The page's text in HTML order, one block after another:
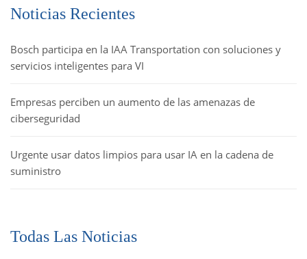
Noticias Recientes
Bosch participa en la IAA Transportation con soluciones y
servicios inteligentes para VI
Empresas perciben un aumento de las amenazas de
ciberseguridad
Urgente usar datos limpios para usar IA en la cadena de
suministro
Todas Las Noticias